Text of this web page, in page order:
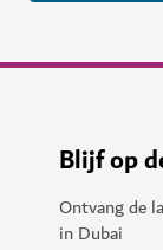
Blijf op
Ontvang de
in Dubai